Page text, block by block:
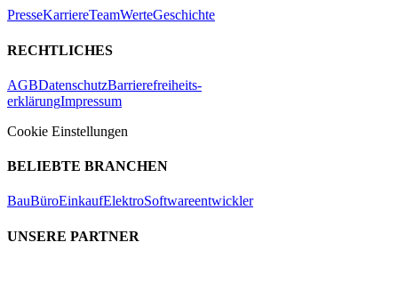
PresseKarriereTeamWerteGeschichte
RECHTLICHES
AGBDatenschutzBarrierefreiheits-
erklärungImpressum
Cookie Einstellungen
BELIEBTE BRANCHEN
BauBüroEinkaufElektroSoftwareentwickler
UNSERE PARTNER